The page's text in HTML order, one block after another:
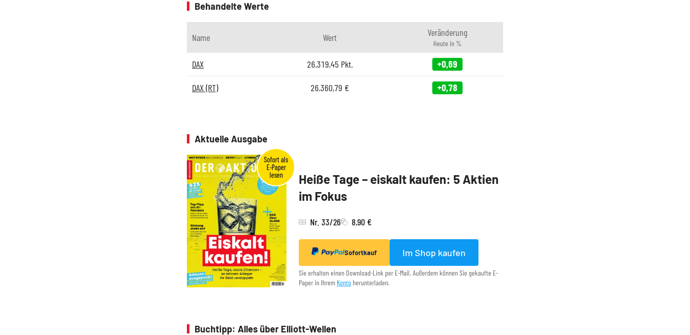
Behandelte Werte
Name Wert Veränderung
Heute in %
DAX 26.319,45 Pkt. +0,69
DAX (RT) 26.360,79 € +0,78
Aktuelle Ausgabe
Heiße Tage – eiskalt kaufen: 5 Aktien
im Fokus
Nr. 33/26 8,90 €
Sofortkauf Im Shop kaufen
Sie erhalten einen Download-Link per E-Mail. Außerdem können Sie gekaufte E-
Paper in Ihrem Konto herunterladen.
Buchtipp: Alles über Elliott-Wellen